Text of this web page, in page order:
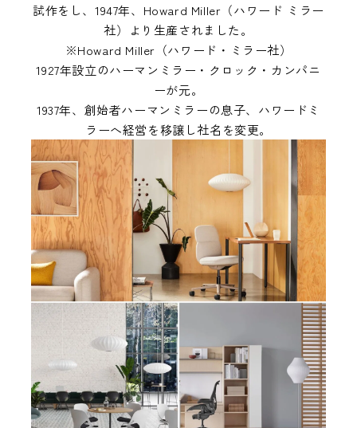
試作をし、1947年、Howard Miller（ハワード ミラー
社）より生産されました。
※Howard Miller（ハワード・ミラー社）
1927年設立のハーマンミラー・クロック・カンパニ
ーが元。
1937年、創始者ハーマンミラーの息子、ハワードミ
ラーへ経営を移譲し社名を変更。